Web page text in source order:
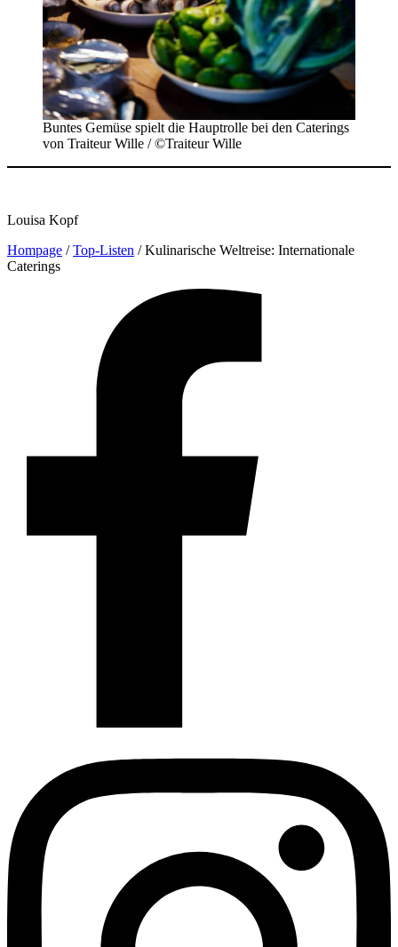
Buntes Gemüse spielt die Hauptrolle bei den Caterings
von Traiteur Wille / ©Traiteur Wille
Louisa Kopf
Hompage /Top-Listen /Kulinarische Weltreise: Internationale
Caterings